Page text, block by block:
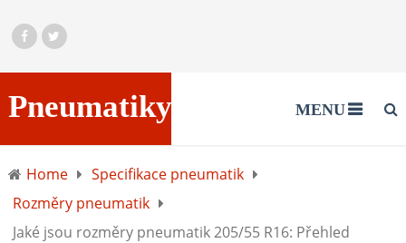
Pneumatiky24online.cz
MENU
Home
Specifikace pneumatik
Rozměry pneumatik
Jaké jsou rozměry pneumatik 205/55 R16: Přehled